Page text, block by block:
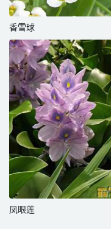
香雪球
凤眼莲